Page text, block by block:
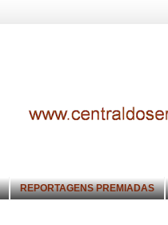
REPORTAGENS PREMIADAS